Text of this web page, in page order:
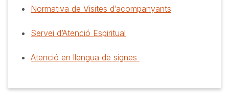
Normativa de Visites d’acompanyants
Servei d’Atenció Espiritual
Atenció en llengua de signes